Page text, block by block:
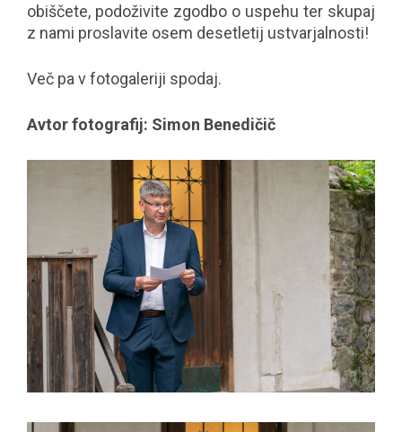
obiščete, podoživite zgodbo o uspehu ter skupaj
z nami proslavite osem desetletij ustvarjalnosti!
Več pa v fotogaleriji spodaj.
Avtor fotografij: Simon Benedičič